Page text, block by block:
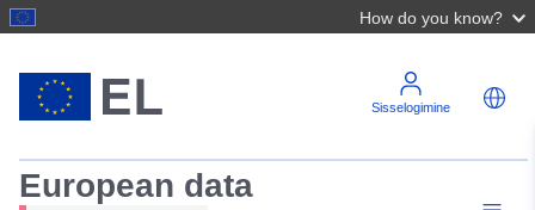
How do you know?
Sisselogimine
European data